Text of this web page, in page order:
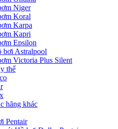
Niger
Koral
Karpa
Kapri
Epsilon
bơi Astralpool
Victoria Plus Silent
thế
hãng khác
Pentair